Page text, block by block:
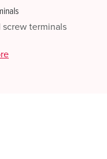
screw terminals